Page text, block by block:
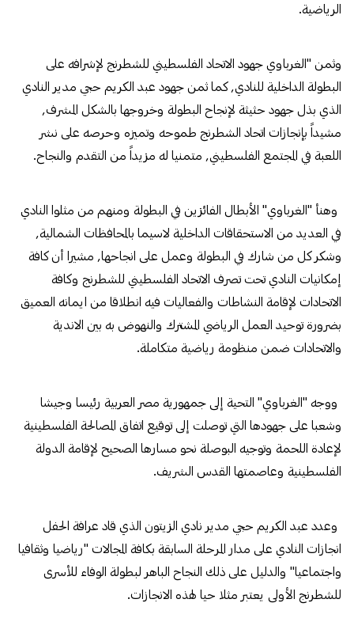
الرياضية.
وثمن "الغرباوي جهود الاتحاد الفلسطيني للشطرنج لإشرافه على
البطولة الداخلية للنادي, كما ثمن جهود عبد الكريم حجي مدير النادي
الذي بذل جهود حثيثة لإنجاح البطولة وخروجها بالشكل المشرف,
مشيداً بإنجازات اتحاد الشطرنج طموحه وتميزه وحرصه على نشر
اللعبة في المجتمع الفلسطيني, متمنيا له مزيداً من التقدم والنجاح.
وهنأ "الغرباوي" الأبطال الفائزين في البطولة ومنهم من مثلوا النادي
في العديد من الاستحقاقات الداخلية لاسيما بالمحافظات الشمالية,
وشكر كل من شارك في البطولة وعمل على انجاحها, مشيرا أن كافة
إمكانيات النادي تحت تصرف الاتحاد الفلسطيني للشطرنج وكافة
الاتحادات لإقامة النشاطات والفعاليات فيه انطلاقا من ايمانه العميق
بضرورة توحيد العمل الرياضي المشترك والنهوض به بين الاندية
والاتحادات ضمن منظومة رياضية متكاملة.
ووجه "الغرباوي" التحية إلى جمهورية مصر العربية رئيسا وجيشا
وشعبا على جهودها التي توصلت إلى توقيع اتفاق المصالحة الفلسطينية
لإعادة اللحمة وتوجيه البوصلة نحو مسارها الصحيح لإقامة الدولة
الفلسطينية وعاصمتها القدس الشريف.
وعدد عبد الكريم حجي مدير نادي الزيتون الذي قاد عرافة الحفل
انجازات النادي على مدار المرحلة السابقة بكافة المجالات "رياضيا وثقافيا
واجتماعيا" والدليل على ذلك النجاح الباهر لبطولة الوفاء للأسرى
للشطرنج الأولى يعتبر مثلا حيا لهذه الانجازات.